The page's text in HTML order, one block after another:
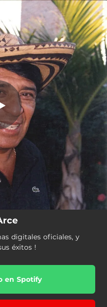
digitales oficiales, y
éxitos !
en Spotify